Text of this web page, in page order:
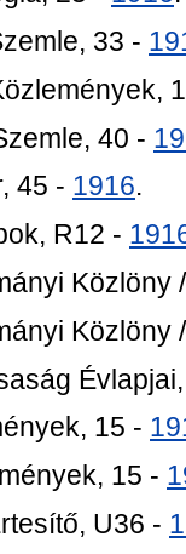
33 -
40 -
45 - 1916.
R12 -
Közlöny
Közlöny
15 -
15 -
U36 -